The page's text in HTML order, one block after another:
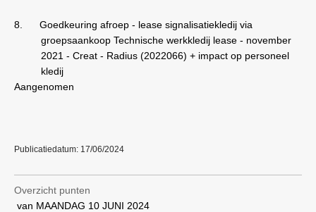
8.
Goedkeuring afroep - lease signalisatiekledij via
groepsaankoop Technische werkkledij lease - november
2021 - Creat - Radius (2022066) + impact op personeel
kledij
Aangenomen
Publicatiedatum: 17/06/2024
Overzicht punten
van MAANDAG 10 JUNI 2024